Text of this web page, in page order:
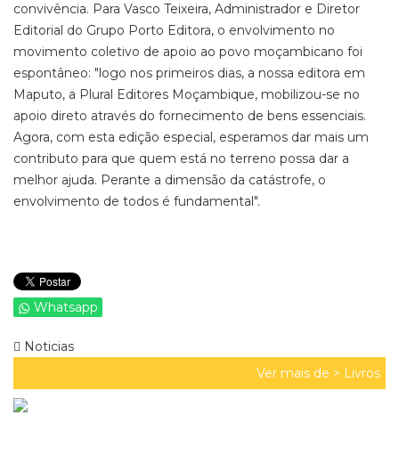
convivência. Para Vasco Teixeira, Administrador e Diretor
Editorial do Grupo Porto Editora, o envolvimento no
movimento coletivo de apoio ao povo moçambicano foi
espontâneo: "logo nos primeiros dias, a nossa editora em
Maputo, a Plural Editores Moçambique, mobilizou-se no
apoio direto através do fornecimento de bens essenciais.
Agora, com esta edição especial, esperamos dar mais um
contributo para que quem está no terreno possa dar a
melhor ajuda. Perante a dimensão da catástrofe, o
envolvimento de todos é fundamental".
Whatsapp
Noticias
Ver mais de > Livros